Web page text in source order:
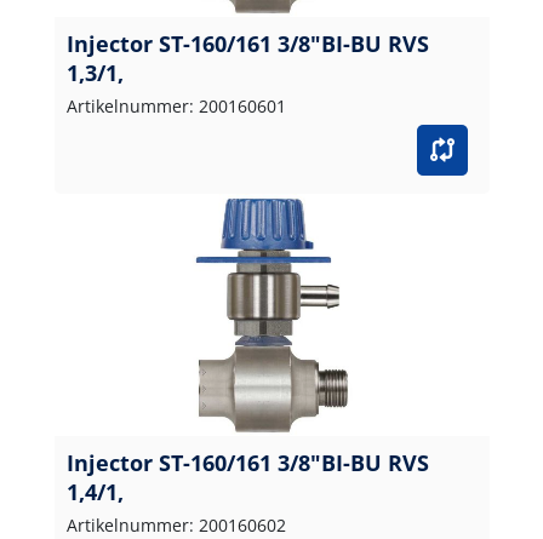
Injector ST-160/161 3/8"BI-BU RVS
1,3/1,
Artikelnummer: 200160601
Injector ST-160/161 3/8"BI-BU RVS
1,4/1,
Artikelnummer: 200160602